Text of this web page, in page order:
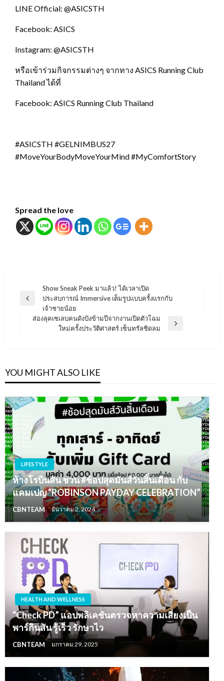
LINE Official: @ASICSTH
Facebook: ASICS
Instagram: @ASICSTH
หรือเข้าร่วมกิจกรรมต่างๆ จากทาง ASICS Running Club
Thailand ได้ที่
Facebook: ASICS Running Club Thailand
#ASICSTH #GELNIMBUS27
#MoveYourBodyMoveYourMind #MyComfortStory
Spread the love
แนะแนว
เรื่อง
Previous
Show Sneak Peek มาแล้ว! ได้เวลาเปิด
ประสบการณ์ Immersive เต็มรูปแบบครั้งแรกกับ
เจ้าชายน้อย
ส่องลุคเซเลบคนดังปังข้ามปีจากงานเปิดตัวโฉม
ใหม่ครั้งประวัติศาสตร์ เซ็นทรัลชิดลม
YOU MIGHT ALSO LIKE
LIFESTYLE
ห้างโรบินสัน ชวน #ช้อปสุดมันส์วันสิ้นเดือน กับ
แคมเปญ “ROBINSON PAYDAY CELEBRATION”
CBNTEAM ธันวาคม 2, 2024
HEALTH AND WELLNESS
“Check PD” แอปพลิเคชันตรวจหาความเสี่ยงเป็น
พาร์กินสัน รู้เร็ว รักษาไว
CBNTEAM มกราคม 29, 2025